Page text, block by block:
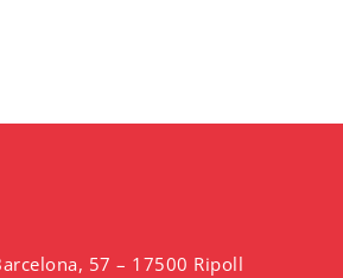
57 – 17500 Ripoll